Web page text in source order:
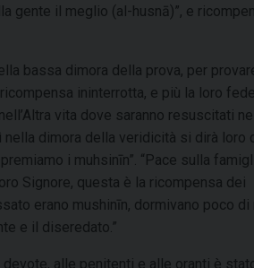
gente il meglio (al-husnā)”, e
bassa dimora della prova, per
ininterrotta, e più la loro
vita dove saranno resuscitati
dimora della veridicità si dirà loro
i muhsinīn”. “Pace sulla
Signore, questa è la ricompensa dei
erano mushinīn, dormivano poco di
e il diseredato.”
alle penitenti e alle oranti è